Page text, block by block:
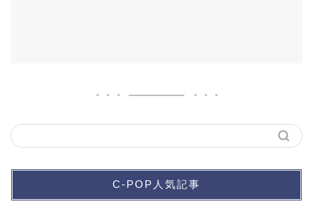
C-POP人気記事